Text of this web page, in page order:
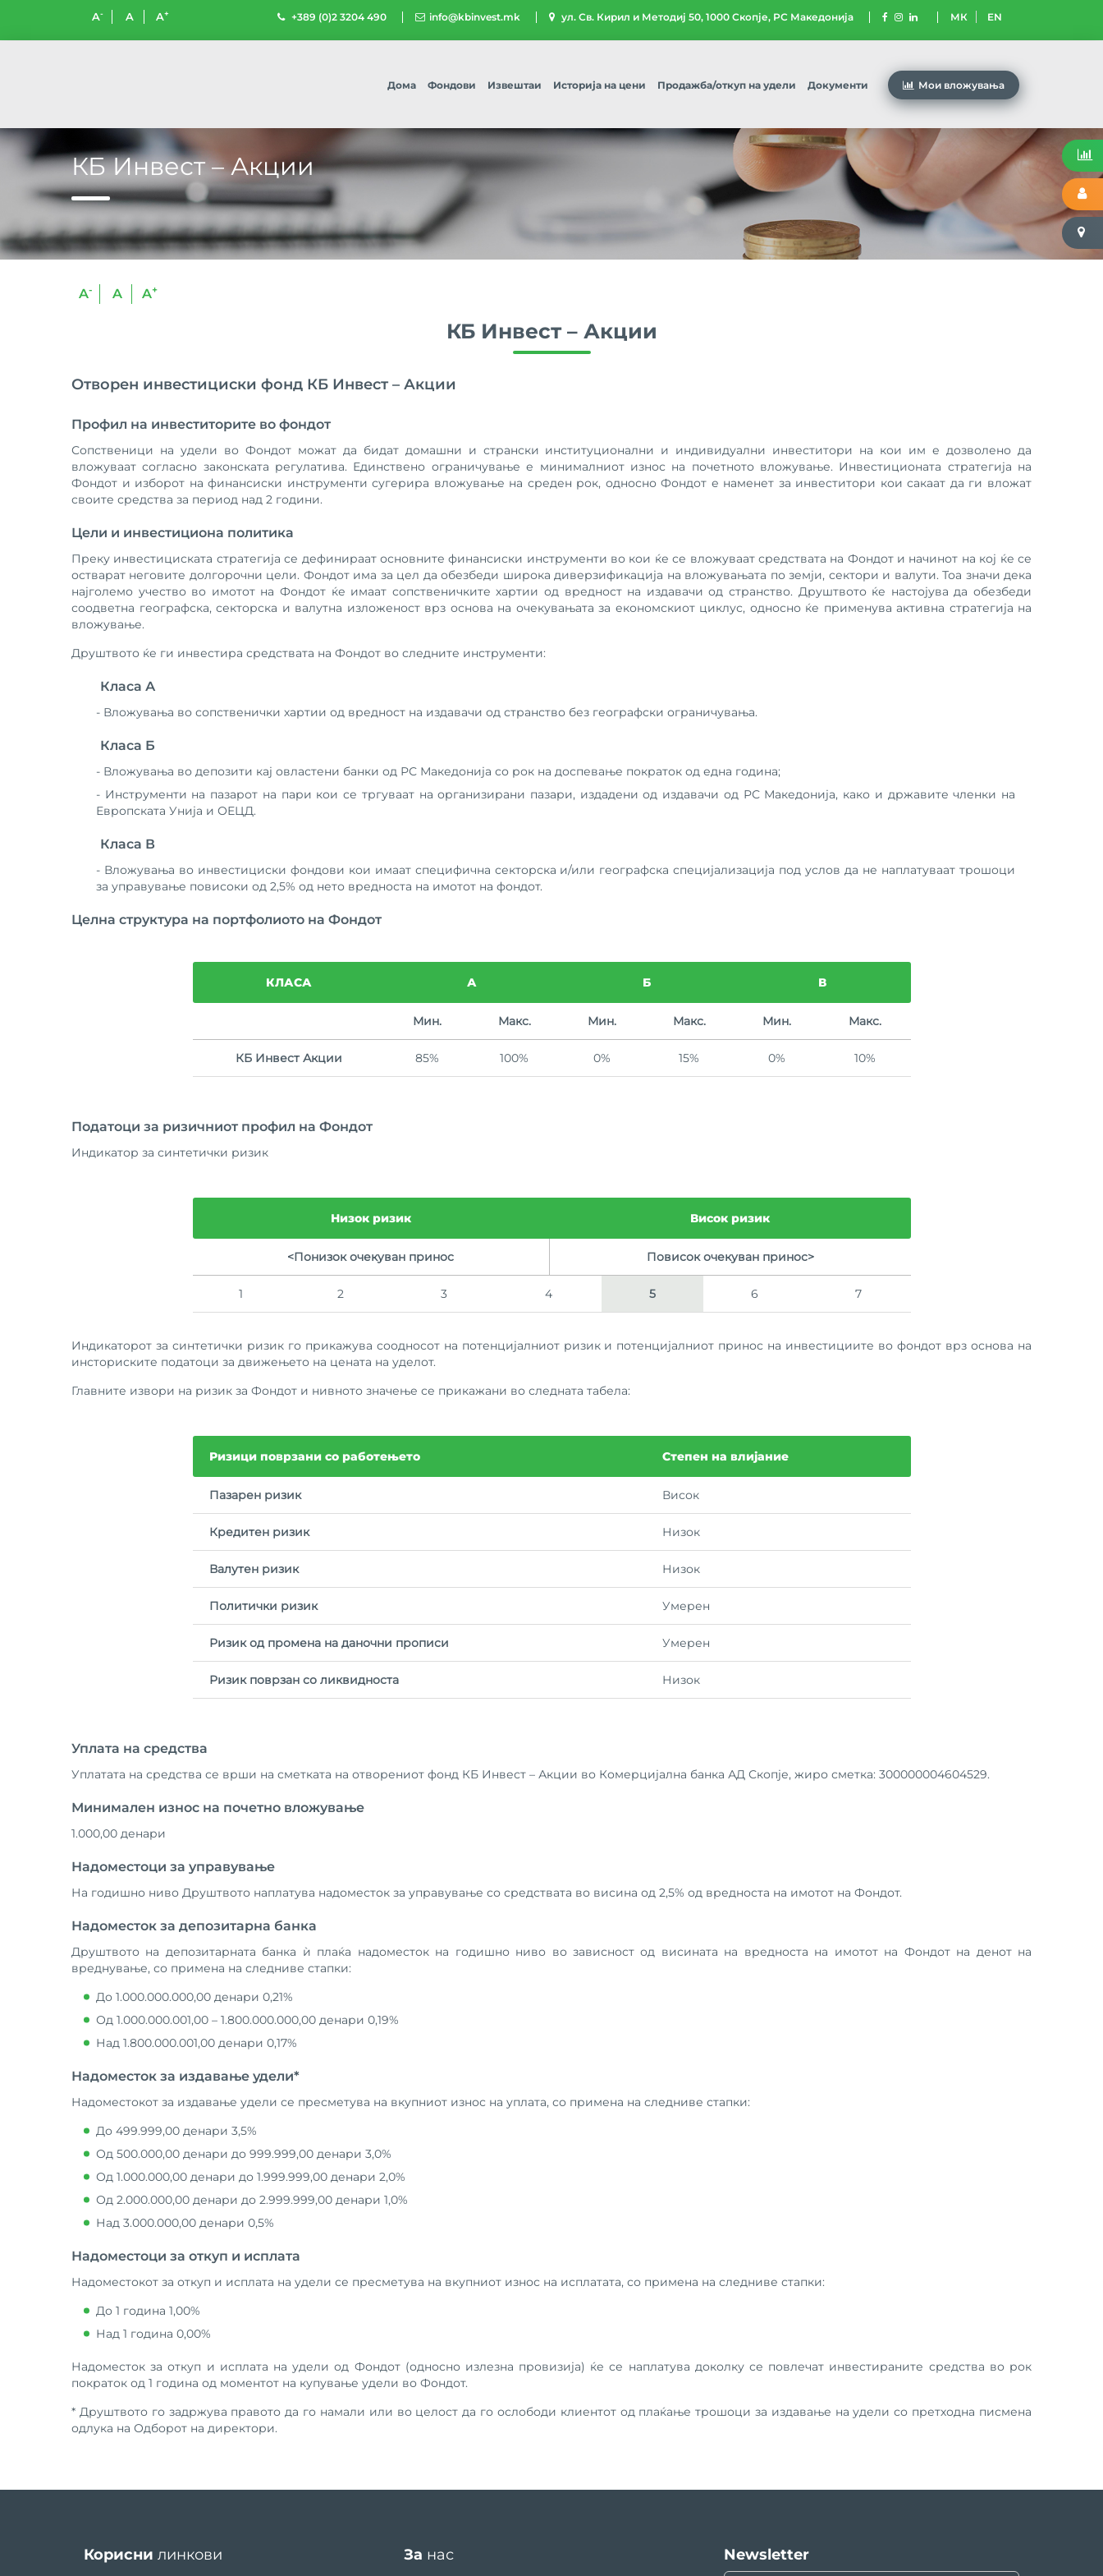
A- A A+ +389 (0)2 3204 490 info@kbinvest.mk ул. Св. Кирил и Методиј 50, 1000 Скопје, РС Македонија МК EN
Дома Фондови Извештаи Историја на цени Продажба/откуп на удели Документи Мои вложувања
КБ Инвест – Акции
A- A A+
КБ Инвест – Акции
Отворен инвестициски фонд КБ Инвест – Акции
Профил на инвеститорите во фондот
Сопственици на удели во Фондот можат да бидат домашни и странски институционални и индивидуални инвеститори на кои им е дозволено да
вложуваат согласно законската регулатива. Единствено ограничување е минималниот износ на почетното вложување. Инвестиционата стратегија на
Фондот и изборот на финансиски инструменти сугерира вложување на среден рок, односно Фондот е наменет за инвеститори кои сакаат да ги вложат
своите средства за период над 2 години.
Цели и инвестициона политика
Преку инвестициската стратегија се дефинираат основните финансиски инструменти во кои ќе се вложуваат средствата на Фондот и начинот на кој ќе се
остварат неговите долгорочни цели. Фондот има за цел да обезбеди широка диверзификација на вложувањата по земји, сектори и валути. Тоа значи дека
најголемо учество во имотот на Фондот ќе имаат сопственичките хартии од вредност на издавачи од странство. Друштвото ќе настојува да обезбеди
соодветна географска, секторска и валутна изложеност врз основа на очекувањата за економскиот циклус, односно ќе применува активна стратегија на
вложување.
Друштвото ќе ги инвестира средствата на Фондот во следните инструменти:
Класа А
- Вложувања во сопственички хартии од вредност на издавачи од странство без географски ограничувања.
Класа Б
- Вложувања во депозити кај овластени банки од РС Македонија со рок на доспевање пократок од една година;
- Инструменти на пазарот на пари кои се тргуваат на организирани пазари, издадени од издавачи од РС Македонија, како и државите членки на
Европската Унија и ОЕЦД.
Класа В
- Вложувања во инвестициски фондови кои имаат специфична секторска и/или географска специјализација под услов да не наплатуваат трошоци
за управување повисоки од 2,5% од нето вредноста на имотот на фондот.
Целна структура на портфолиото на Фондот
КЛАСА А Б В
Мин. Макс. Мин. Макс. Мин. Макс.
КБ Инвест Акции 85% 100% 0% 15% 0% 10%
Податоци за ризичниот профил на Фондот
Индикатор за синтетички ризик
Низок ризик Висок ризик
<Понизок очекуван принос Повисок очекуван принос>
1 2 3 4 5 6 7
Индикаторот за синтетички ризик го прикажува соодносот на потенцијалниот ризик и потенцијалниот принос на инвестициите во фондот врз основа на
инсториските податоци за движењето на цената на уделот.
Главните извори на ризик за Фондот и нивното значење се прикажани во следната табела:
Ризици поврзани со работењето Степен на влијание
Пазарен ризик Висок
Кредитен ризик Низок
Валутен ризик Низок
Политички ризик Умерен
Ризик од промена на даночни прописи Умерен
Ризик поврзан со ликвидноста Низок
Уплата на средства
Уплатата на средства се врши на сметката на отворениот фонд КБ Инвест – Акции во Комерцијална банка АД Скопје, жиро сметка: 300000004604529.
Минимален износ на почетно вложување
1.000,00 денари
Надоместоци за управување
На годишно ниво Друштвото наплатува надоместок за управување со средствата во висина од 2,5% од вредноста на имотот на Фондот.
Надоместок за депозитарна банка
Друштвото на депозитарната банка ѝ плаќа надоместок на годишно ниво во зависност од висината на вредноста на имотот на Фондот на денот на
вреднување, со примена на следниве стапки:
До 1.000.000.000,00 денари 0,21%
Од 1.000.000.001,00 – 1.800.000.000,00 денари 0,19%
Над 1.800.000.001,00 денари 0,17%
Надоместок за издавање удели*
Надоместокот за издавање удели се пресметува на вкупниот износ на уплата, со примена на следниве стапки:
До 499.999,00 денари 3,5%
Од 500.000,00 денари до 999.999,00 денари 3,0%
Од 1.000.000,00 денари до 1.999.999,00 денари 2,0%
Од 2.000.000,00 денари до 2.999.999,00 денари 1,0%
Над 3.000.000,00 денари 0,5%
Надоместоци за откуп и исплата
Надоместокот за откуп и исплата на удели се пресметува на вкупниот износ на исплатата, со примена на следниве стапки:
До 1 година 1,00%
Над 1 година 0,00%
Надоместок за откуп и исплата на удели од Фондот (односно излезна провизија) ќе се наплатува доколку се повлечат инвестираните средства во рок
пократок од 1 година од моментот на купување удели во Фондот.
* Друштвото го задржува правото да го намали или во целост да го ослободи клиентот од плаќање трошоци за издавање на удели со претходна писмена
одлука на Одборот на директори.
Корисни линкови За нас Newsletter